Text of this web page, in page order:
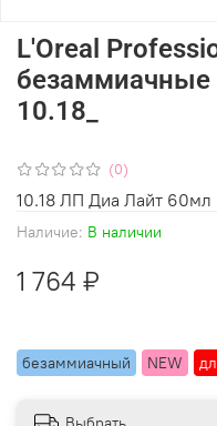
(0)
Наличие: В наличии
безаммиачный NEW
L'Oreal
безаммиачные
10.18_
1 764 ₽
10.18 ЛП Диа Лайт 60мл